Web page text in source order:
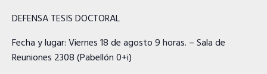
DEFENSA TESIS DOCTORAL
Fecha y lugar: Viernes 18 de agosto 9 horas. – Sala de
Reuniones 2308 (Pabellón 0+i)